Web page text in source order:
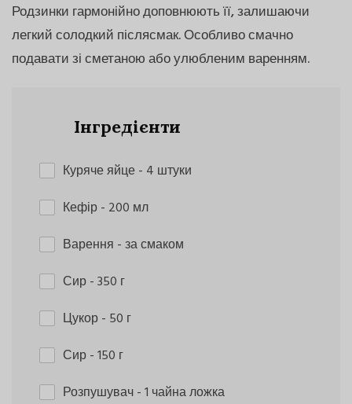
Родзинки гармонійно доповнюють її, залишаючи
легкий солодкий післясмак. Особливо смачно
подавати зі сметаною або улюбленим варенням.
Інгредієнти
Куряче яйце- 4 штуки
Кефір- 200 мл
Варення - за смаком
Сир- 350 г
Цукор- 50 г
Сир- 150 г
Розпушувач- 1 чайна ложка